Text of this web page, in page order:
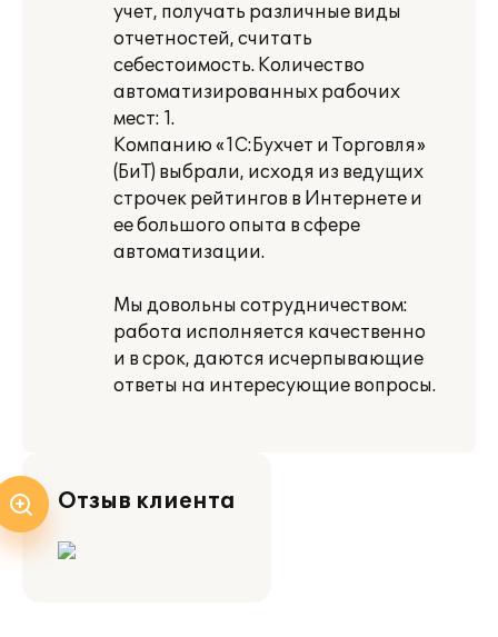
учет, получать различные виды
отчетностей, считать
себестоимость. Количество
автоматизированных рабочих
мест: 1.
Компанию «1С:Бухчет и Торговля»
(БиТ) выбрали, исходя из ведущих
строчек рейтингов в Интернете и
ее большого опыта в сфере
автоматизации.
Мы довольны сотрудничеством:
работа исполняется качественно
и в срок, даются исчерпывающие
ответы на интересующие вопросы.
Отзыв клиента